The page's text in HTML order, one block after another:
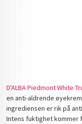
D'ALBA Piedmont White
en anti-aldrende
ingrediensen er rik på
Intens fuktighet kommer